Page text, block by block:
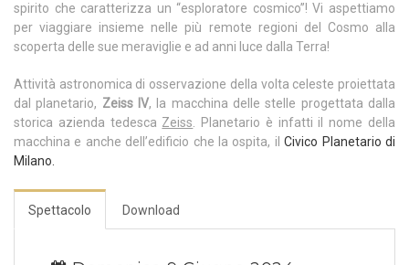
spirito che caratterizza un “esploratore cosmico”! Vi aspettiamo
per viaggiare insieme nelle più remote regioni del Cosmo alla
scoperta delle sue meraviglie e ad anni luce dalla Terra!
Attività astronomica di osservazione della volta celeste proiettata
dal planetario, Zeiss IV, la macchina delle stelle progettata dalla
storica azienda tedesca Zeiss. Planetario è infatti il nome della
macchina e anche dell’edificio che la ospita, ilCivico Planetario di
Milano.
Spettacolo Download